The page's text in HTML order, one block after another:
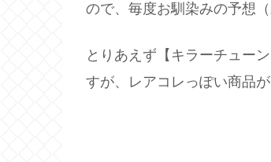
ので、毎度お馴染みの予想
とりあえず【キラーチュー
すが、レアコレっぽい商品